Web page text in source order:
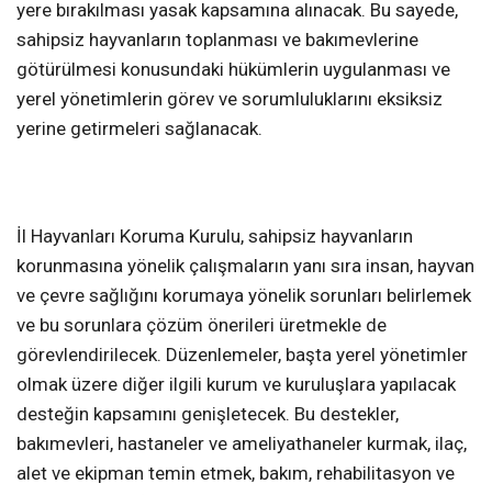
yere bırakılması yasak kapsamına alınacak. Bu sayede,
sahipsiz hayvanların toplanması ve bakımevlerine
götürülmesi konusundaki hükümlerin uygulanması ve
yerel yönetimlerin görev ve sorumluluklarını eksiksiz
yerine getirmeleri sağlanacak.
İl Hayvanları Koruma Kurulu, sahipsiz hayvanların
korunmasına yönelik çalışmaların yanı sıra insan, hayvan
ve çevre sağlığını korumaya yönelik sorunları belirlemek
ve bu sorunlara çözüm önerileri üretmekle de
görevlendirilecek. Düzenlemeler, başta yerel yönetimler
olmak üzere diğer ilgili kurum ve kuruluşlara yapılacak
desteğin kapsamını genişletecek. Bu destekler,
bakımevleri, hastaneler ve ameliyathaneler kurmak, ilaç,
alet ve ekipman temin etmek, bakım, rehabilitasyon ve